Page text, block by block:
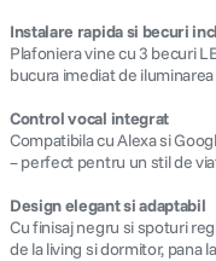
Instalare rapida si becuri
Plafoniera vine cu 3 becuri
bucura imediat de
Control vocal integrat
Compatibila cu Alexa si
– perfect pentru un stil de
Design elegant si adaptabil
Cu finisaj negru si spoturi
de la living si dormitor, pana